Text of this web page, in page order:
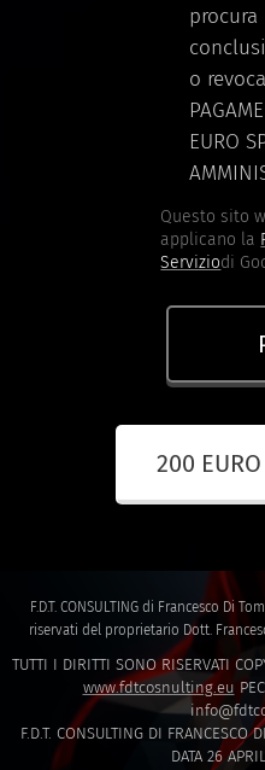
o
EURO
Questo sito
applicano la
Serviziodi
200 EURO
F.D.T. CONSULTING di Francesco Di
riservati del proprietario Dott.
TUTTI I DIRITTI SONO RISERVATI
www.fdtcosnulting.eu PEC
F.D.T. CONSULTING DI FRANCESCO
DATA 26